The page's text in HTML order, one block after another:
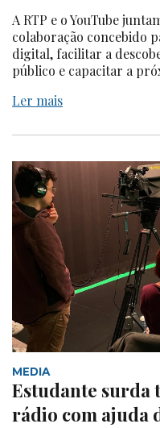
A RTP e o YouTube
colaboração concebido
digital, facilitar a
público e capacitar a
Ler mais
MEDIA
Estudante surda
rádio com ajuda